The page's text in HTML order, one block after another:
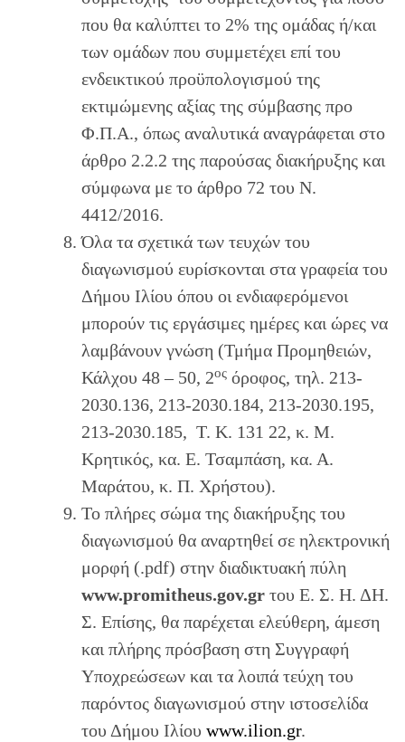
που θα καλύπτει το 2% της ομάδας ή/και
των ομάδων που συμμετέχει επί του
ενδεικτικού προϋπολογισμού της
εκτιμώμενης αξίας της σύμβασης προ
Φ.Π.Α., όπως αναλυτικά αναγράφεται στο
άρθρο 2.2.2 της παρούσας διακήρυξης και
σύμφωνα με το άρθρο 72 του Ν.
4412/2016.
Όλα τα σχετικά των τευχών του
διαγωνισμού ευρίσκονται στα γραφεία του
Δήμου Ιλίου όπου οι ενδιαφερόμενοι
μπορούν τις εργάσιμες ημέρες και ώρες να
λαμβάνουν γνώση (Τμήμα Προμηθειών,
Κάλχου 48 – 50, 2ος όροφος, τηλ. 213-
2030.136, 213-2030.184, 213-2030.195,
213-2030.185, Τ. Κ. 131 22, κ. Μ.
Κρητικός, κα. Ε. Τσαμπάση, κα. Α.
Μαράτου, κ. Π. Χρήστου).
Το πλήρες σώμα της διακήρυξης του
διαγωνισμού θα αναρτηθεί σε ηλεκτρονική
μορφή (.pdf) στην διαδικτυακή πύλη
www.promitheus.gov.gr του Ε. Σ. Η. ΔΗ.
Σ. Επίσης, θα παρέχεται ελεύθερη, άμεση
και πλήρης πρόσβαση στη Συγγραφή
Υποχρεώσεων και τα λοιπά τεύχη του
παρόντος διαγωνισμού στην ιστοσελίδα
του Δήμου Ιλίου www.ilion.gr.